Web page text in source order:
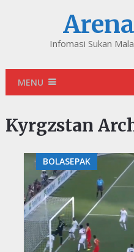
Infomasi Sukan
MENU
Kyrgzstan
BOLASEPAK